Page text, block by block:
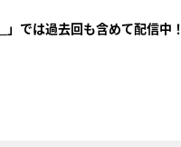
」では過去回も含めて配信中！